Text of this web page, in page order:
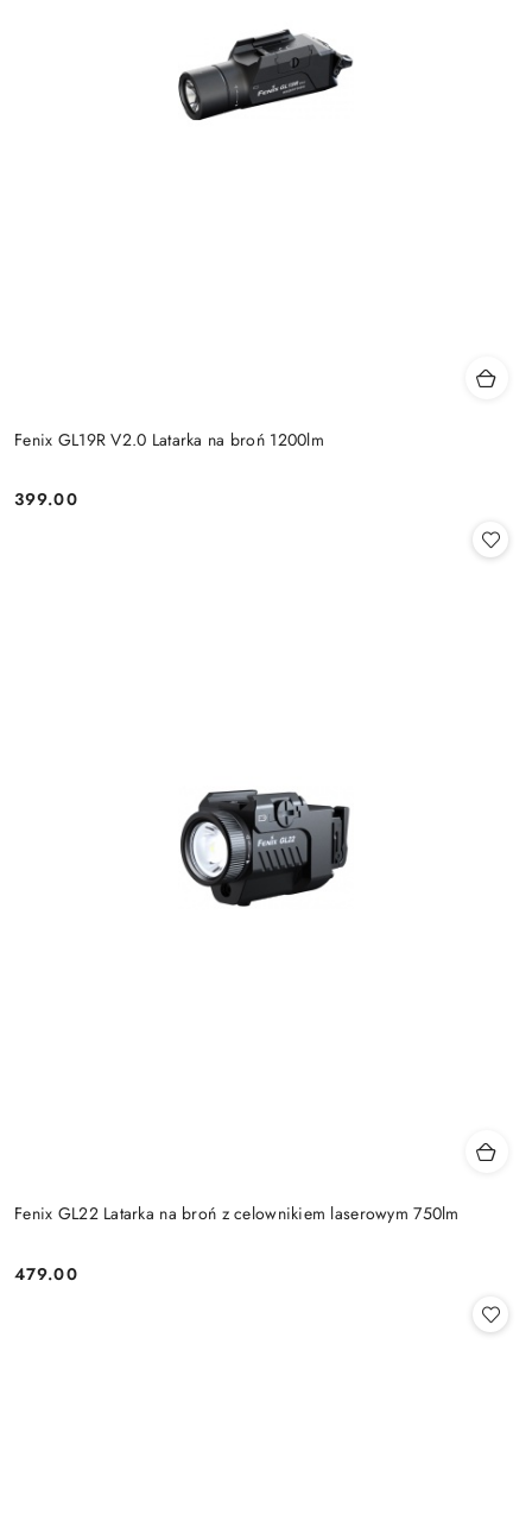
Fenix GL19R V2.0 Latarka na broń 1200lm
Cena:
399.00
Fenix GL22 Latarka na broń z celownikiem laserowym 750lm
Cena:
479.00